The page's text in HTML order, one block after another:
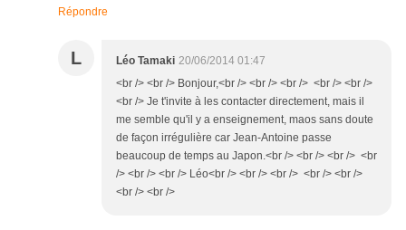
Répondre
L Léo Tamaki 20/06/2014 01:47
<br /> <br /> Bonjour,<br /> <br /> <br /> <br /> <br />
<br /> Je t'invite à les contacter directement, mais il
me semble qu'il y a enseignement, maos sans doute
de façon irrégulière car Jean-Antoine passe
beaucoup de temps au Japon.<br /> <br /> <br /> <br
/> <br /> <br /> Léo<br /> <br /> <br /> <br /> <br />
<br /> <br />